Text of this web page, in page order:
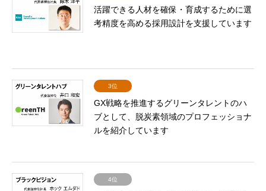
活躍できる人材を確保・育成するために選
考精度を高める採用設計を支援しています
3位
GX戦略を推進するグリーンタレントのハ
ブとして、脱炭素領域のプロフェッショナ
ルを紹介しています
4位